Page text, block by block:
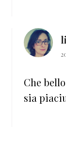
Che
sia